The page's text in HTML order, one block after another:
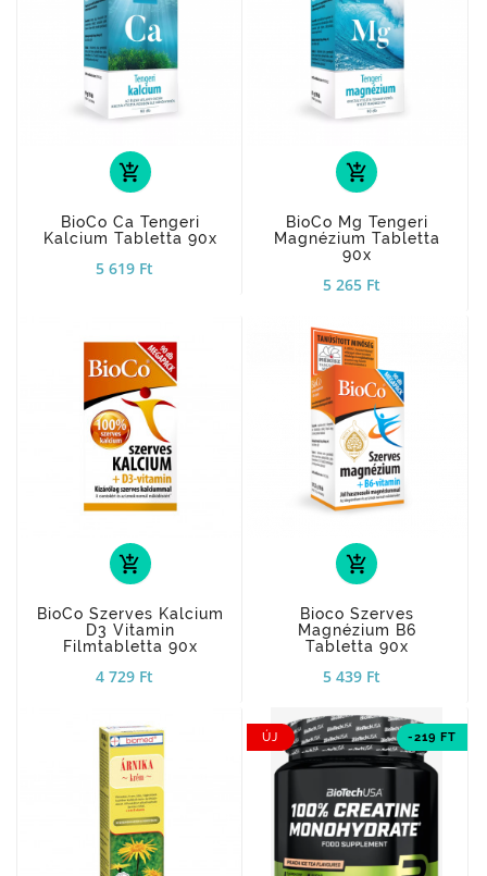
add_shopping_cart
BioCo Ca Tengeri
Kalcium Tabletta 90x
5 619 Ft
add_shopping_cart
BioCo Mg Tengeri
Magnézium Tabletta
90x
5 265 Ft
add_shopping_cart
BioCo Szerves Kalcium
D3 Vitamin
Filmtabletta 90x
4 729 Ft
add_shopping_cart
Bioco Szerves
Magnézium B6
Tabletta 90x
5 439 Ft
ÚJ -219 FT